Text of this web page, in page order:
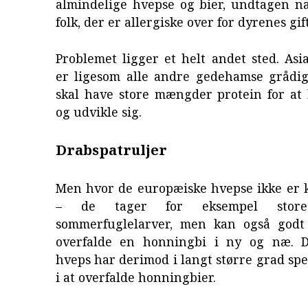
almindelige hvepse og bier, undtagen
folk, der er allergiske over for dyrenes
Problemet ligger et helt andet sted.
er ligesom alle andre gedehamse
skal have store mængder protein for at
og udvikle sig.
Drabspatruljer
Men hvor de europæiske hvepse ikke er
– de tager for eksempel
sommerfuglelarver, men kan også
overfalde en honningbi i ny og næ.
hveps har derimod i langt større grad
i at overfalde honningbier.